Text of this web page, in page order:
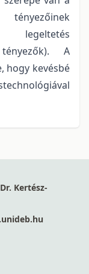
legeltetés
A
hogy kevésbé
Kertész-